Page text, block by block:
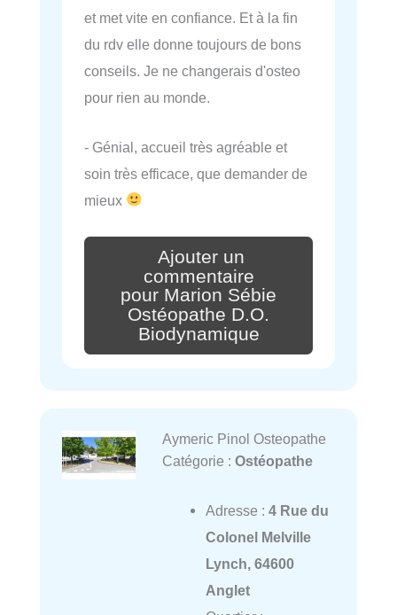
et met vite en confiance. Et à la fin
du rdv elle donne toujours de bons
conseils. Je ne changerais d'osteo
pour rien au monde.
- Génial, accueil très agréable et
soin très efficace, que demander de
mieux
Ajouter un
commentaire
pour Marion Sébie
Ostéopathe D.O.
Biodynamique
Aymeric Pinol Osteopathe
Catégorie : Ostéopathe
Adresse : 4 Rue du
Colonel Melville
Lynch, 64600
Anglet